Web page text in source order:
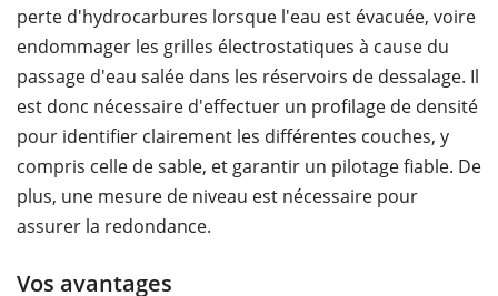
perte d'hydrocarbures lorsque l'eau est évacuée, voire
endommager les grilles électrostatiques à cause du
passage d'eau salée dans les réservoirs de dessalage. Il
est donc nécessaire d'effectuer un profilage de densité
pour identifier clairement les différentes couches, y
compris celle de sable, et garantir un pilotage fiable. De
plus, une mesure de niveau est nécessaire pour
assurer la redondance.
Vos avantages